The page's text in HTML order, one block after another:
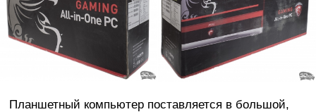
Планшетный компьютер поставляется в большой,